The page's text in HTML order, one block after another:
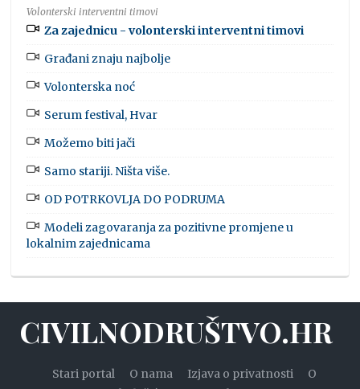
Volonterski interventni timovi
Za zajednicu - volonterski interventni timovi
Građani znaju najbolje
Volonterska noć
Serum festival, Hvar
Možemo biti jači
Samo stariji. Ništa više.
OD POTRKOVLJA DO PODRUMA
Modeli zagovaranja za pozitivne promjene u
lokalnim zajednicama
CIVILNODRUŠTVO.HR
Stari portal O nama Izjava o privatnosti
O